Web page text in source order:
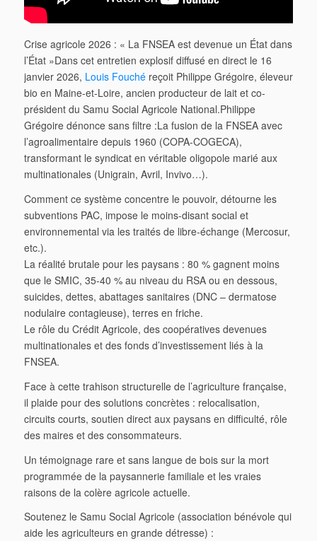
Crise agricole 2026 : « La FNSEA est devenue un État dans
l’État »Dans cet entretien explosif diffusé en direct le 16
janvier 2026, Louis Fouchéreçoit Philippe Grégoire, éleveur
bio en Maine-et-Loire, ancien producteur de lait et co-
président du Samu Social Agricole National.Philippe
Grégoire dénonce sans filtre :La fusion de la FNSEA avec
l’agroalimentaire depuis 1960 (COPA-COGECA),
transformant le syndicat en véritable oligopole marié aux
multinationales (Unigrain, Avril, Invivo…).
Comment ce système concentre le pouvoir, détourne les
subventions PAC, impose le moins-disant social et
environnemental via les traités de libre-échange (Mercosur,
etc.).
La réalité brutale pour les paysans : 80 % gagnent moins
que le SMIC, 35-40 % au niveau du RSA ou en dessous,
suicides, dettes, abattages sanitaires (DNC – dermatose
nodulaire contagieuse), terres en friche.
Le rôle du Crédit Agricole, des coopératives devenues
multinationales et des fonds d’investissement liés à la
FNSEA.
Face à cette trahison structurelle de l’agriculture française,
il plaide pour des solutions concrètes : relocalisation,
circuits courts, soutien direct aux paysans en difficulté, rôle
des maires et des consommateurs.
Un témoignage rare et sans langue de bois sur la mort
programmée de la paysannerie familiale et les vraies
raisons de la colère agricole actuelle.
Soutenez le Samu Social Agricole (association bénévole qui
aide les agriculteurs en grande détresse) :